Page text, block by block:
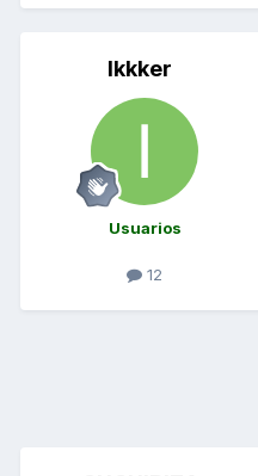
Ikkker
Usuarios
12